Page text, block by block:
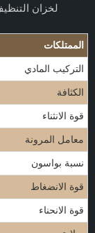
الممتلكات
التركيب المادي
الكثافة
قوة الانثناء
معامل المرونة
نسبة بواسون
قوة الانضغاط
قوة الانحناء